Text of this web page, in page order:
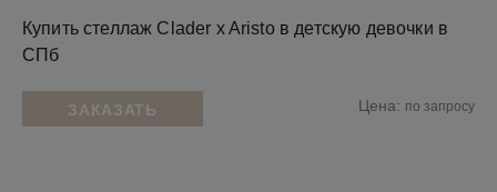
Купить стеллаж Clader x Aristo в детскую девочки в
СПб
ЗАКАЗАТЬ Цена: по запросу